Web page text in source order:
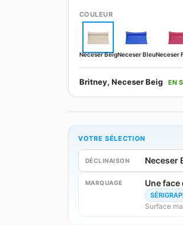
COULEUR
Neceser BeigNeceser BleuNeceser
Britney, Neceser Beig EN
VOTRE SÉLECTION
DÉCLINAISON Neceser
MARQUAGE Une
Surface